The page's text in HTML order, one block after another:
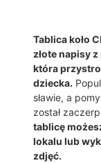
T
Y
+
I
M
I
Ę
–
D
Tablica koło
złote napisy
która
dziecka.
sławie, a
został
tablicę
lokalu lub
zdjęć.